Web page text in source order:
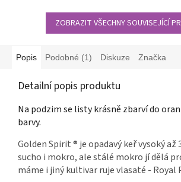
ZOBRAZIT VŠECHNY SOUVISEJÍCÍ
Popis Podobné (1) Diskuze Značka
Detailní popis produktu
Na podzim se listy krásně zbarví do
barvy.
Golden Spirit ® je opadavý keř vysoký až
sucho i mokro, ale stálé mokro jí dělá
máme i jiný kultivar ruje vlasaté - Royal